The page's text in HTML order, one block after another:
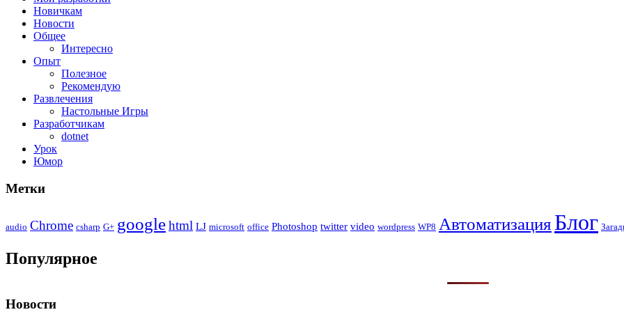
Новичкам
Новости
Общее
Интересно
Опыт
Полезное
Рекомендую
Развлечения
Настольные Игры
Разработчикам
dotnet
Урок
Юмор
Метки
audio Chrome csharp G+ googlehtml LJ microsoft office Photoshop twitter video wordpress WP8 Автоматизация Блог
Популярное
Новости